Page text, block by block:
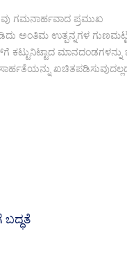
ಗಮನಾರ್ಹವಾದ ಪ್ರಮುಖ
ಅಂತಿಮ ಉತ್ಪನ್ನಗಳ
ಮಾನದಂಡಗಳನ್ನು